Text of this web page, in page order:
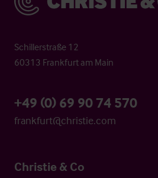
Schillerstraße 12
60313 Frankfurt am Main
+49 (0) 69 90 74 570
frankfurt@christie.com
Christie & Co